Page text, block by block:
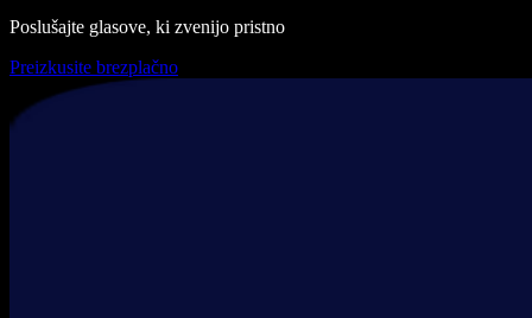
Poslušajte glasove, ki zvenijo pristno
Preizkusite brezplačno